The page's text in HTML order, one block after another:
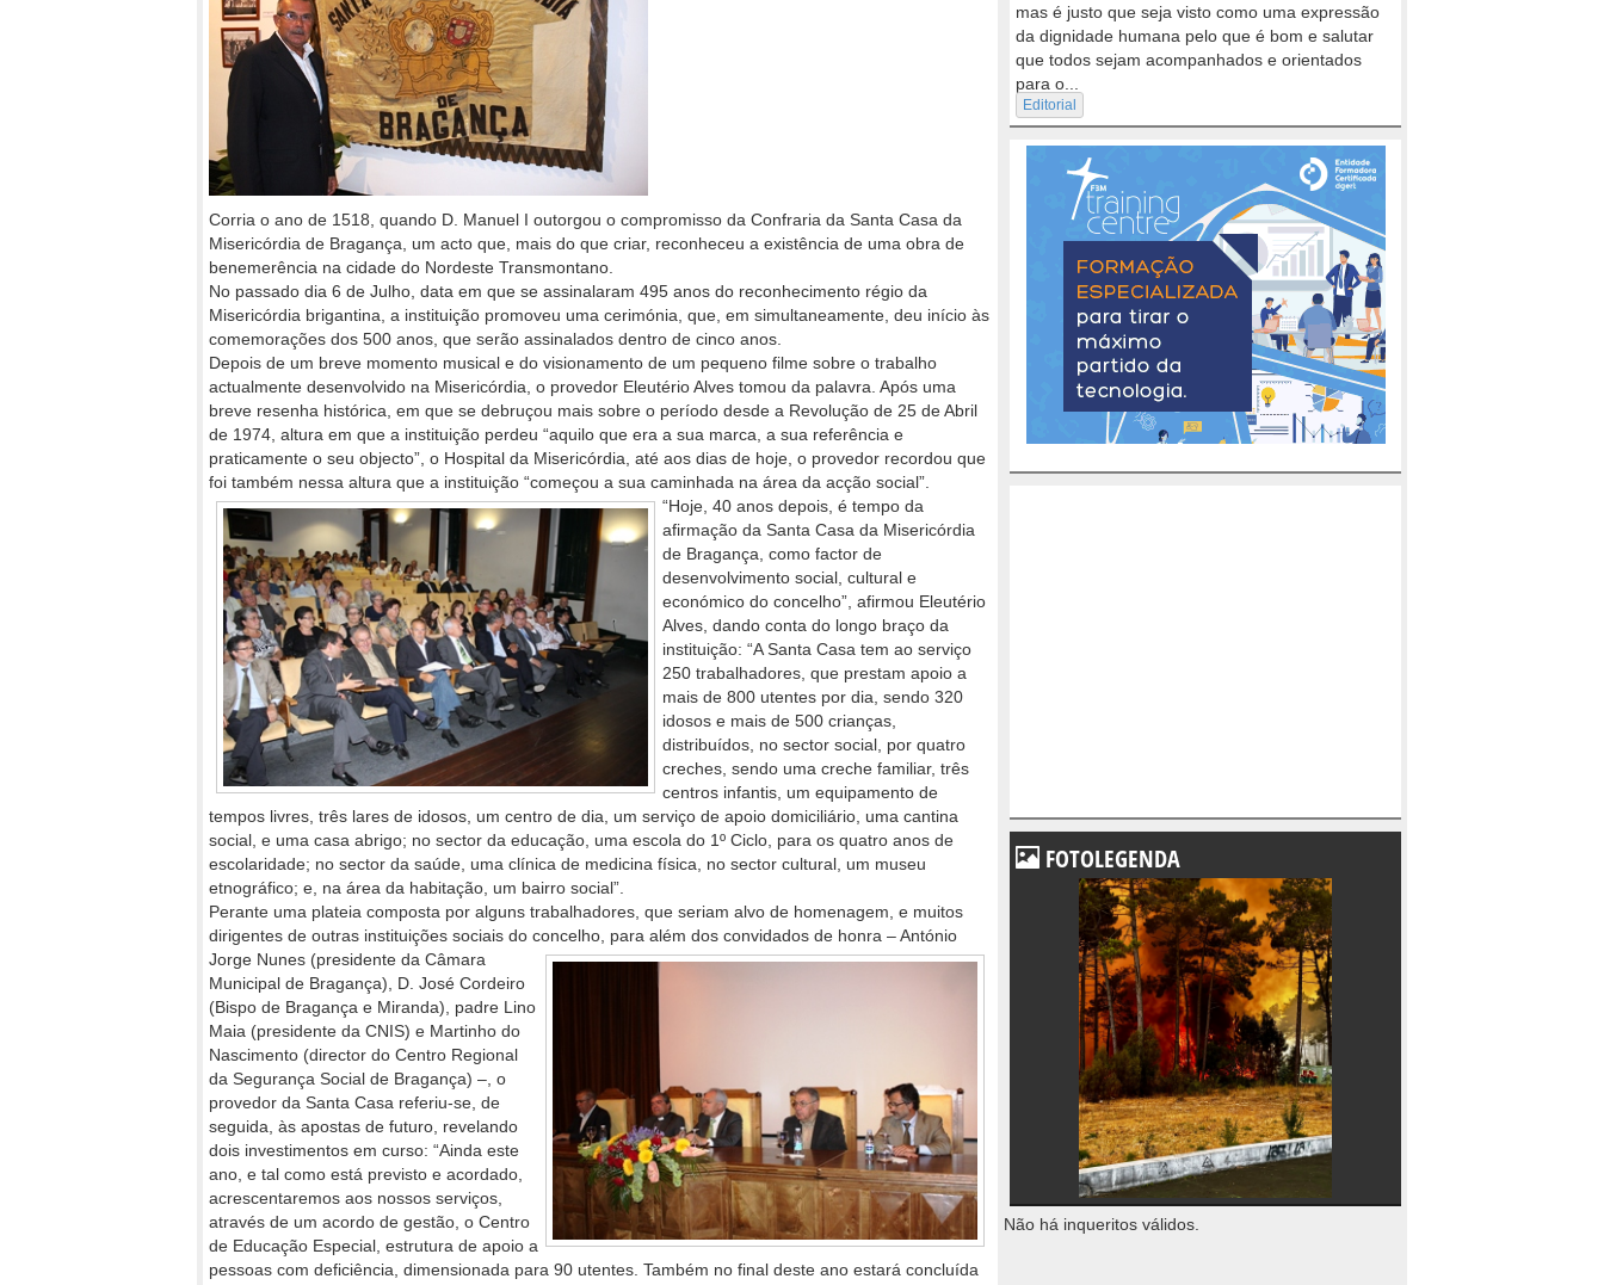
Corria o ano de 1518, quando D. Manuel I outorgou o compromisso da Confraria da Santa Casa da
Misericórdia de Bragança, um acto que, mais do que criar, reconheceu a existência de uma obra de
benemerência na cidade do Nordeste Transmontano.
No passado dia 6 de Julho, data em que se assinalaram 495 anos do reconhecimento régio da
Misericórdia brigantina, a instituição promoveu uma cerimónia, que, em simultaneamente, deu início às
comemorações dos 500 anos, que serão assinalados dentro de cinco anos.
Depois de um breve momento musical e do visionamento de um pequeno filme sobre o trabalho
actualmente desenvolvido na Misericórdia, o provedor Eleutério Alves tomou da palavra. Após uma
breve resenha histórica, em que se debruçou mais sobre o período desde a Revolução de 25 de Abril
de 1974, altura em que a instituição perdeu “aquilo que era a sua marca, a sua referência e
praticamente o seu objecto”, o Hospital da Misericórdia, até aos dias de hoje, o provedor recordou que
foi também nessa altura que a instituição “começou a sua caminhada na área da acção social”.
“Hoje, 40 anos depois, é tempo da
afirmação da Santa Casa da Misericórdia
de Bragança, como factor de
desenvolvimento social, cultural e
económico do concelho”, afirmou Eleutério
Alves, dando conta do longo braço da
instituição: “A Santa Casa tem ao serviço
250 trabalhadores, que prestam apoio a
mais de 800 utentes por dia, sendo 320
idosos e mais de 500 crianças,
distribuídos, no sector social, por quatro
creches, sendo uma creche familiar, três
centros infantis, um equipamento de
tempos livres, três lares de idosos, um centro de dia, um serviço de apoio domiciliário, uma cantina
social, e uma casa abrigo; no sector da educação, uma escola do 1º Ciclo, para os quatro anos de
escolaridade; no sector da saúde, uma clínica de medicina física, no sector cultural, um museu
etnográfico; e, na área da habitação, um bairro social”.
Perante uma plateia composta por alguns trabalhadores, que seriam alvo de homenagem, e muitos
dirigentes de outras instituições sociais do concelho, para além dos convidados de honra – António
Jorge Nunes (presidente da Câmara
Municipal de Bragança), D. José Cordeiro
(Bispo de Bragança e Miranda), padre Lino
Maia (presidente da CNIS) e Martinho do
Nascimento (director do Centro Regional
da Segurança Social de Bragança) –, o
provedor da Santa Casa referiu-se, de
seguida, às apostas de futuro, revelando
dois investimentos em curso: “Ainda este
ano, e tal como está previsto e acordado,
acrescentaremos aos nossos serviços,
através de um acordo de gestão, o Centro
de Educação Especial, estrutura de apoio a
pessoas com deficiência, dimensionada para 90 utentes. Também no final deste ano estará concluída
mas é justo que seja visto como uma expressão
da dignidade humana pelo que é bom e salutar
que todos sejam acompanhados e orientados
para o...
Editorial
FOTOLEGENDA
Não há inqueritos válidos.